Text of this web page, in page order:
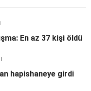
En az 37 kişi öldü
hapishaneye girdi